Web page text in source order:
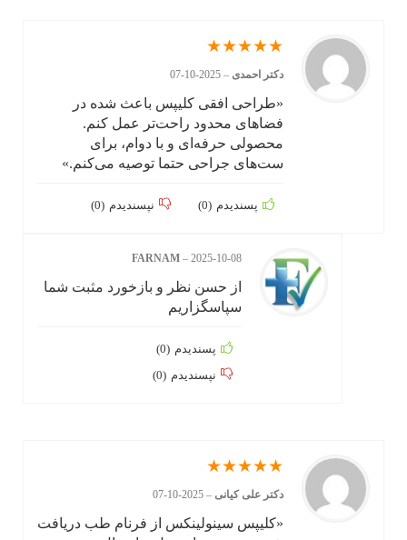
★
★
★
★
★
دکتر احمدی –
2025-10-07
«طراحی افقی کلیپس باعث شده در
فضاهای محدود راحت‌تر عمل کنم.
محصولی حرفه‌ای و با دوام، برای
ست‌های جراحی حتما توصیه می‌کنم.»
پسندیدم (
0
) نپسندیدم (
0
)
FARNAM– 2025-10-08
از حسن نظر و بازخورد مثبت شما
سپاسگزاریم
پسندیدم (
0
)
نپسندیدم (
0
)
★
★
★
★
★
دکتر علی کیانی –
2025-10-07
«کلیپس سینولینکس از فرنام طب دریافت